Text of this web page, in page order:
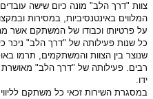
צוות "דרך הלב" מונה כיום שישה
המלווים באינטנסיביות, במסירות
על פרטיותו וכבודו של המשתקם אשר
כל שנות פעילותה של "דרך הלב"
שנוצר בין הצוות והמשתקמים, תרמו
רבים. פעילותה של "דרך הלב"
ידו.
במסגרת השירות זכאי כל משתקם